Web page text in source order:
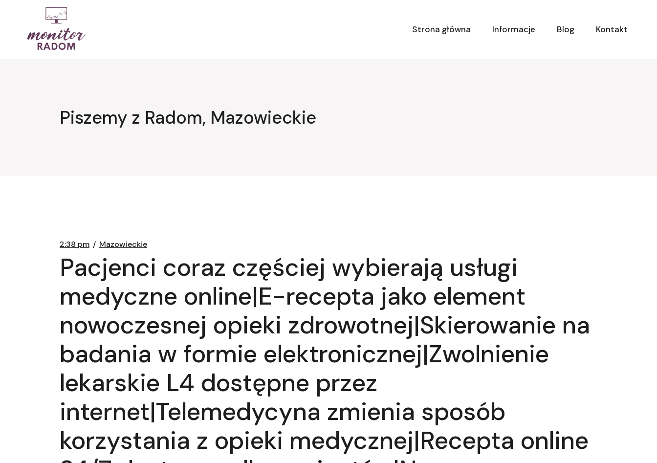
Strona główna
Informacje Blog Kontakt
Piszemy z Radom, Mazowieckie
2:38 pm Mazowieckie
Pacjenci coraz częściej wybierają usługi
medyczne online|E-recepta jako element
nowoczesnej opieki zdrowotnej|Skierowanie na
badania w formie elektronicznej|Zwolnienie
lekarskie L4 dostępne przez
internet|Telemedycyna zmienia sposób
korzystania z opieki medycznej|Recepta online